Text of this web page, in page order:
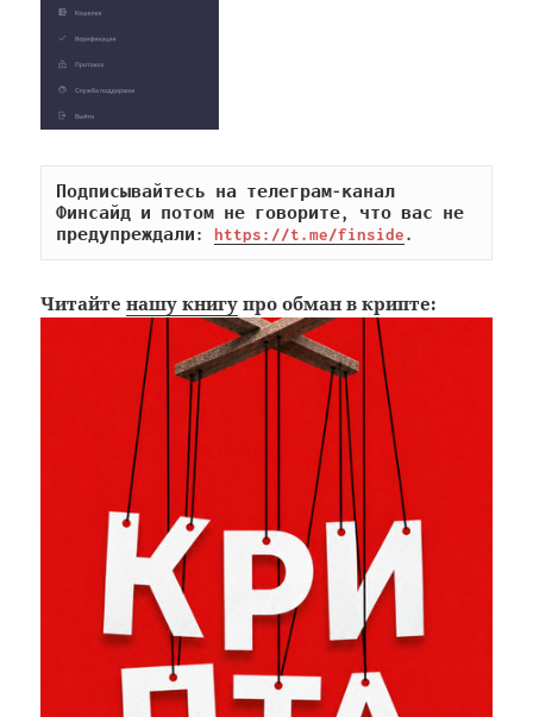
Подписывайтесь на телеграм-канал
Финсайд и потом не говорите, что вас не
предупреждали: https://t.me/finside.
Читайтенашу книгу про обман в крипте: